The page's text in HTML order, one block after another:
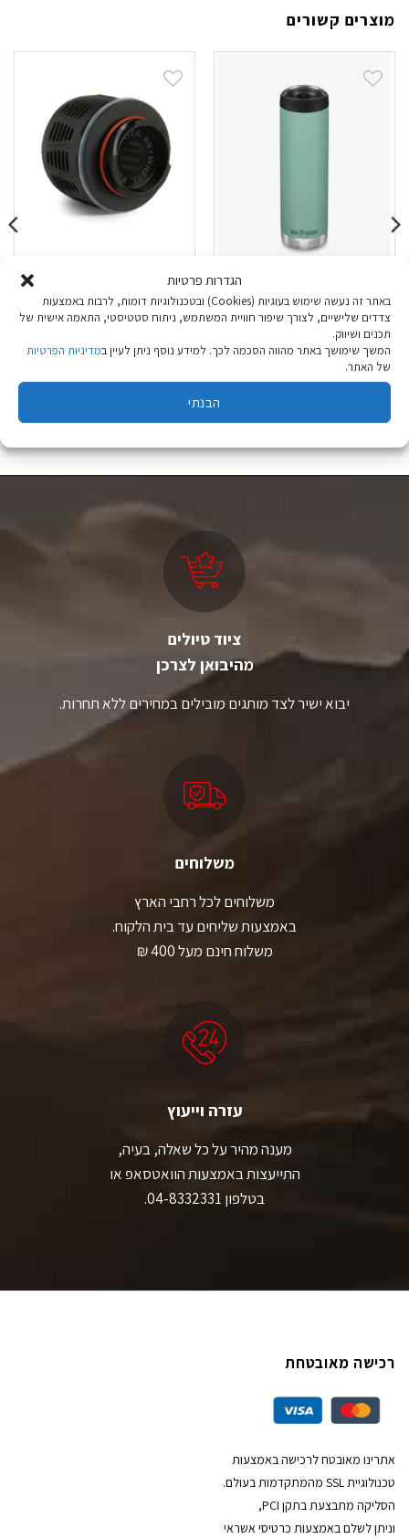
הגדרות פרטיות
באתר זה נעשה שימוש בעוגיות (Cookies) ובטכנולוגיות דומות, לרבות באמצעות
צדדים שלישיים, לצורך שיפור חוויית המשתמש, ניתוח סטטיסטי, התאמה אישית של
תכנים ושיווק.
המשך שימושך באתר מהווה הסכמה לכך. למידע נוסף ניתן לעיין במדיניות הפרטיות
של האתר.
הבנתי
מוצרים קשורים
Kanteen TKWide
Cafe 592 מ"ל חם-קר
₪169.90
למוצר
יש
מספר
האפשרויות
Geopress
₪109.90
ציוד טיולים
מהיבואן לצרכן
יבוא ישיר לצד מותגים מובילים במחירים ללא תחרות.
משלוחים
משלוחים לכל רחבי הארץ
באמצעות שליחים עד בית הלקוח.
משלוח חינם מעל 400 ₪
עזרה וייעוץ
מענה מהיר על כל שאלה, בעיה,
התייעצות באמצעות הוואטסאפ או
בטלפון 04-8332331.
רכישה מאובטחת
אתרינו מאובטח לרכישה באמצעות
טכנולוגיית SSL מהמתקדמות בעולם.
הסליקה מתבצעת בתקן PCI,
וניתן לשלם באמצעות כרטיסי אשראי